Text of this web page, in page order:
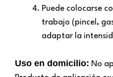
Puede colocarse
trabajo (pincel,
adaptar la
Uso en domicilio: No